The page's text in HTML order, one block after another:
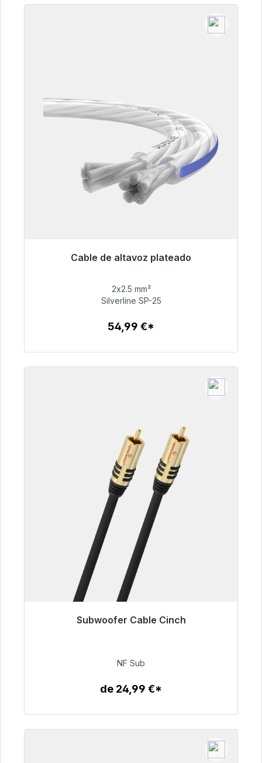
Cable de altavoz plateado
Listo para envío inmediato, plazo de entrega
54,99 €
2x2.5 mm²
Silverline SP-25
54,99 €*
Subwoofer Cable Cinch
Listo para envío inmediato, plazo de entrega
63,99 €
NF Sub
de 24,99 €*